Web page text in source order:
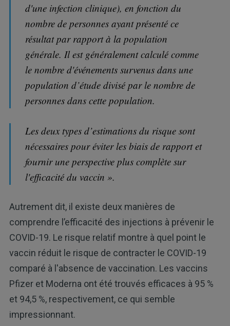
d'une infection clinique), en fonction du
nombre de personnes ayant présenté ce
résultat par rapport à la population
générale. Il est généralement calculé comme
le nombre d'événements survenus dans une
population d’étude divisé par le nombre de
personnes dans cette population.
Les deux types d’estimations du risque sont
nécessaires pour éviter les biais de rapport et
fournir une perspective plus complète sur
l'efficacité du vaccin ».
Autrement dit, il existe deux manières de
comprendre l’efficacité des injections à prévenir le
COVID-19. Le risque relatif montre à quel point le
vaccin réduit le risque de contracter le COVID-19
comparé à l'absence de vaccination. Les vaccins
Pfizer et Moderna ont été trouvés efficaces à 95 %
et 94,5 %, respectivement, ce qui semble
impressionnant.